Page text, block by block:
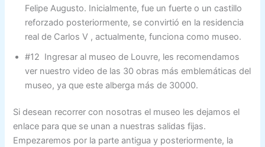
Felipe Augusto. Inicialmente, fue un fuerte o un castillo
reforzado posteriormente, se convirtió en la residencia
real de Carlos V , actualmente, funciona como museo.
#12 Ingresar al museo de Louvre, les recomendamos
ver nuestro video de las 30 obras más emblemáticas del
museo, ya que este alberga más de 30000.
Si desean recorrer con nosotras el museo les dejamos el
enlace para que se unan a nuestras salidas fijas.
Empezaremos por la parte antigua y posteriormente, la